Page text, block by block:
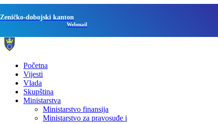
Zeničko-dobojski kanton
Webmail
Početna
Vijesti
Vlada
Skupština
Ministarstva
Ministarstvo finansija
Ministarstvo za pravosuđe i